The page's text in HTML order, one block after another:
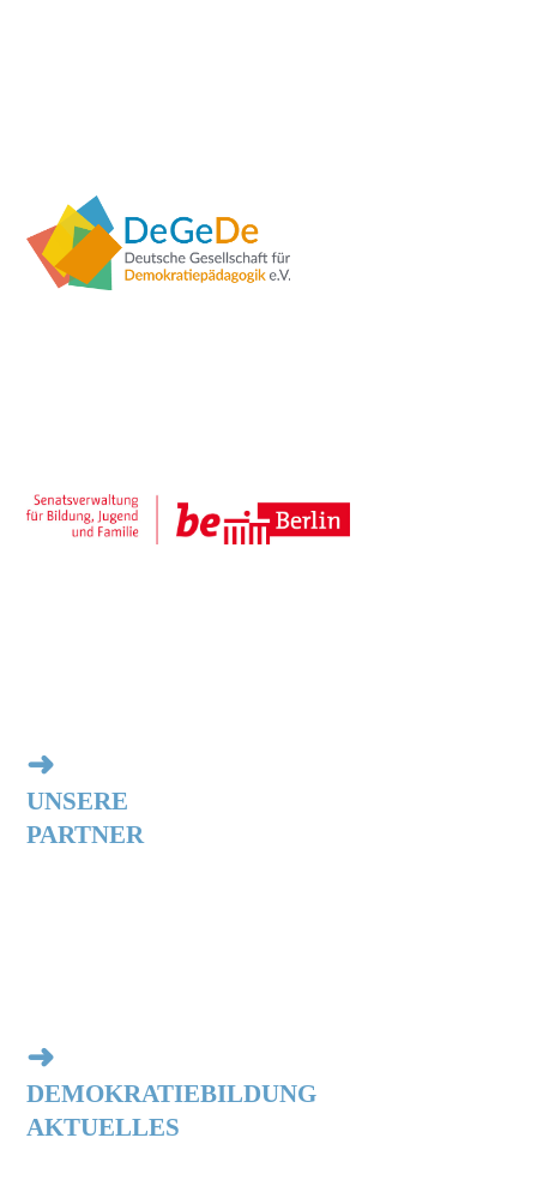
➜
UNSERE
PARTNER
➜
DEMOKRATIEBILDUNG
AKTUELLES